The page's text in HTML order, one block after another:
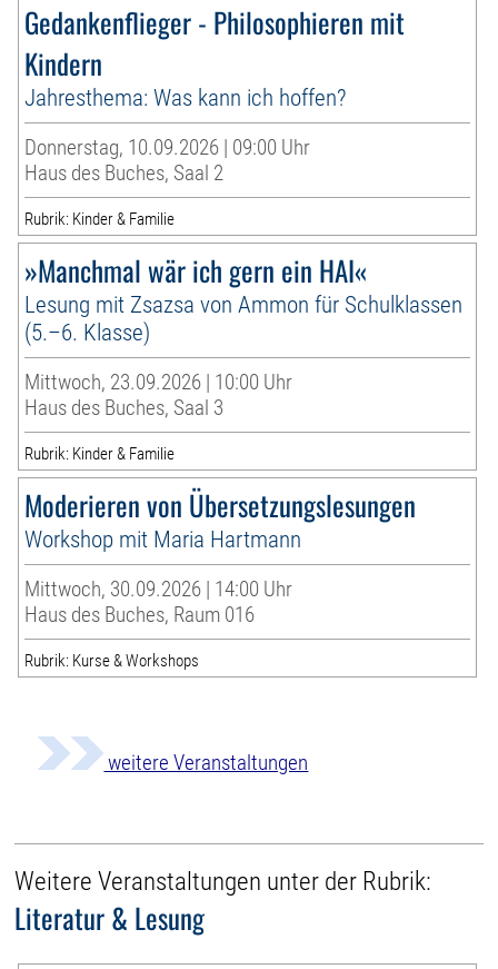
Gedankenflieger - Philosophieren mit
Kindern
Jahresthema: Was kann ich hoffen?
Donnerstag, 10.09.2026 | 09:00 Uhr
Haus des Buches, Saal 2
Rubrik: Kinder & Familie
»Manchmal wär ich gern ein HAI«
Lesung mit Zsazsa von Ammon für Schulklassen
(5.–6. Klasse)
Mittwoch, 23.09.2026 | 10:00 Uhr
Haus des Buches, Saal 3
Rubrik: Kinder & Familie
Moderieren von Übersetzungslesungen
Workshop mit Maria Hartmann
Mittwoch, 30.09.2026 | 14:00 Uhr
Haus des Buches, Raum 016
Rubrik: Kurse & Workshops
weitere Veranstaltungen
Weitere Veranstaltungen unter der Rubrik:
Literatur & Lesung